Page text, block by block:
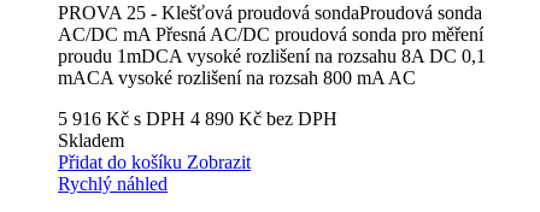
PROVA 25 - Klešťová proudová sondaProudová sonda
AC/DC mA Přesná AC/DC proudová sonda pro měření
proudu 1mDCA vysoké rozlišení na rozsahu 8A DC 0,1
mACA vysoké rozlišení na rozsah 800 mA AC
5 916 Kč s DPH 4 890 Kč bez DPH
Skladem
Přidat do košíku Zobrazit
Rychlý náhled